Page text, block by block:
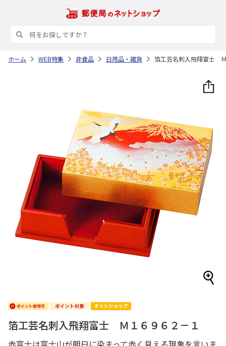
ホーム WEB特集 非食品 日用品・雑貨 箔工芸名刺入飛翔富士
箔工芸名刺入飛翔富士 Ｍ１６９６２－１